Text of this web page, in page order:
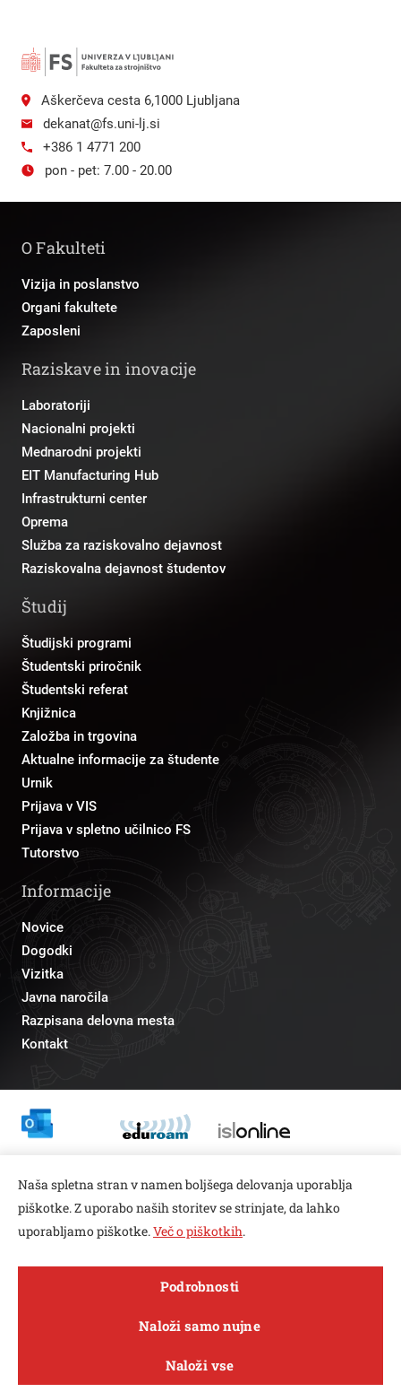
Open toolbar
O fakulteti Študij inovacije Sporočila
Aškerčeva cesta 6,1000 Ljubljana
dekanat@fs.uni-lj.si
+386 1 4771 200
pon - pet: 7.00 - 20.00
O Fakulteti
Vizija in poslanstvo
Organi fakultete
Zaposleni
Raziskave in inovacije
Laboratoriji
Nacionalni projekti
Mednarodni projekti
EIT Manufacturing Hub
Infrastrukturni center
Oprema
Služba za raziskovalno dejavnost
Raziskovalna dejavnost študentov
Študij
Študijski programi
Študentski priročnik
Študentski referat
Knjižnica
Založba in trgovina
Aktualne informacije za študente
Urnik
Prijava v VIS
Prijava v spletno učilnico FS
Tutorstvo
Informacije
Novice
Dogodki
Vizitka
Javna naročila
Razpisana delovna mesta
Kontakt
pr@fs.uni-lj.si
Naša spletna stran v namen boljšega delovanja uporablja
piškotke. Z uporabo naših storitev se strinjate, da lahko
uporabljamo piškotke.Več o piškotkih.
Podrobnosti
Naloži samo nujne
Naloži vse